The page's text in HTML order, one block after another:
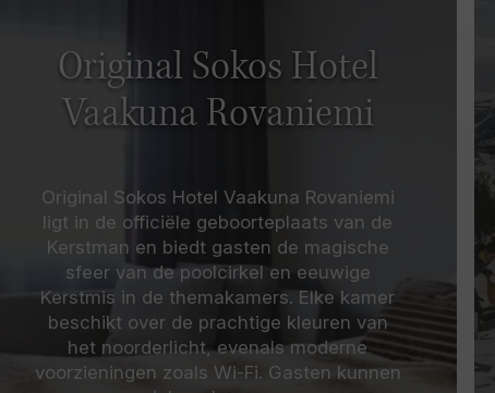
Original Sokos Hotel
Vaakuna Rovaniemi
Original Sokos Hotel Vaakuna Rovaniemi
ligt in de officiële geboorteplaats van de
Kerstman en biedt gasten de magische
sfeer van de poolcirkel en eeuwige
Kerstmis in de themakamers. Elke kamer
beschikt over de prachtige kleuren van
het noorderlicht, evenals moderne
voorzieningen zoals Wi-Fi. Gasten kunnen